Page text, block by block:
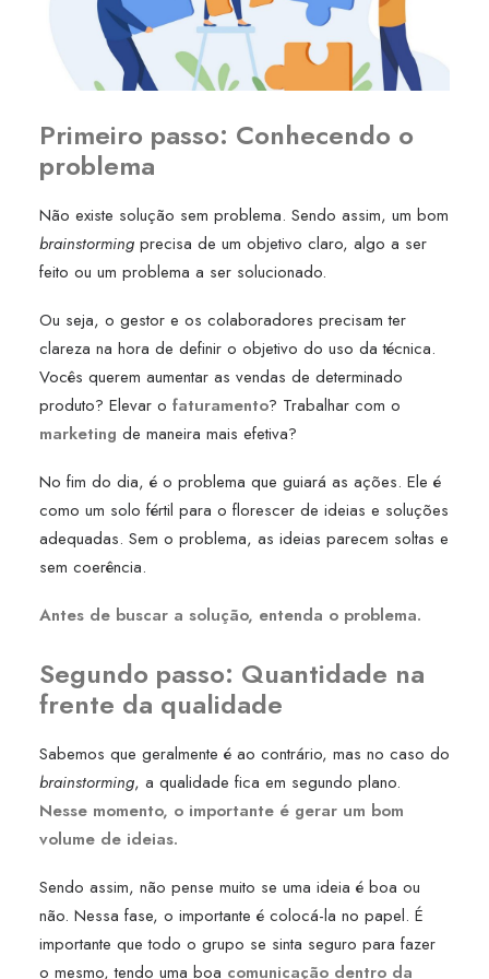
Primeiro passo: Conhecendo o
problema
Não existe solução sem problema. Sendo assim, um bom
brainstorming precisa de um objetivo claro, algo a ser
feito ou um problema a ser solucionado.
Ou seja, o gestor e os colaboradores precisam ter
clareza na hora de definir o objetivo do uso da técnica.
Vocês querem aumentar as vendas de determinado
produto? Elevar o faturamento? Trabalhar com o
marketing de maneira mais efetiva?
No fim do dia, é o problema que guiará as ações. Ele é
como um solo fértil para o florescer de ideias e soluções
adequadas. Sem o problema, as ideias parecem soltas e
sem coerência.
Antes de buscar a solução, entenda o problema.
Segundo passo: Quantidade na
frente da qualidade
Sabemos que geralmente é ao contrário, mas no caso do
brainstorming, a qualidade fica em segundo plano.
Nesse momento, o importante é gerar um bom
volume de ideias.
Sendo assim, não pense muito se uma ideia é boa ou
não. Nessa fase, o importante é colocá-la no papel. É
importante que todo o grupo se sinta seguro para fazer
o mesmo, tendo uma boa comunicação dentro da